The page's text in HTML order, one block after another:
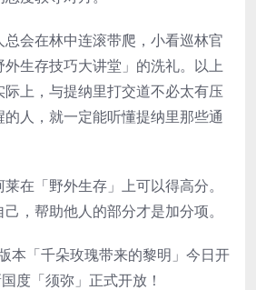
会在林中连滚带爬，小看巡林官
生存技巧大讲堂」的洗礼。以上
上，与提纳里打交道不必太有压
人，就一定能听懂提纳里那些通
在「野外生存」上可以得高分。
，帮助他人的部分才是加分项。